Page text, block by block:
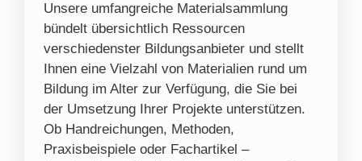
Unsere umfangreiche Materialsammlung
bündelt übersichtlich Ressourcen
verschiedenster Bildungsanbieter und stellt
Ihnen eine Vielzahl von Materialien rund um
Bildung im Alter zur Verfügung, die Sie bei
der Umsetzung Ihrer Projekte unterstützen.
Ob Handreichungen, Methoden,
Praxisbeispiele oder Fachartikel –